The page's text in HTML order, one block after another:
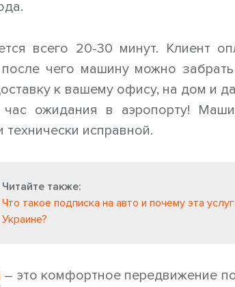
всего 20-30 минут. Клиент
после чего машину можно
к вашему офису, на дом и
ожидания в аэропорту!
технически исправной.
Читайте также:
Что такое подписка на авто и почему эта
Украине?
– это комфортное передвижение